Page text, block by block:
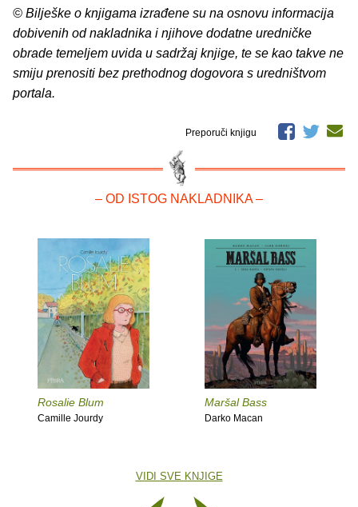
© Bilješke o knjigama izrađene su na osnovu informacija
dobivenih od nakladnika i njihove dodatne uredničke
obrade temeljem uvida u sadržaj knjige, te se kao takve ne
smiju prenositi bez prethodnog dogovora s uredništvom
portala.
Preporuči knjigu
– OD ISTOG NAKLADNIKA –
Rosalie Blum
Camille Jourdy
Maršal Bass
Darko Macan
VIDI SVE KNJIGE